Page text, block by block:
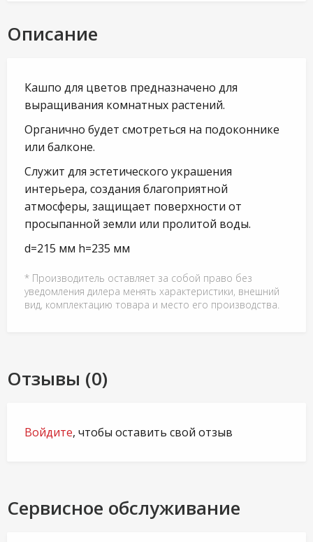
Описание
Кашпо для цветов предназначено для
выращивания комнатных растений.
Органично будет смотреться на подоконнике
или балконе.
Служит для эстетического украшения
интерьера, создания благоприятной
атмосферы, защищает поверхности от
просыпанной земли или пролитой воды.
d=215 мм h=235 мм
* Производитель оставляет за собой право без
уведомления дилера менять характеристики, внешний
вид, комплектацию товара и место его производства.
Отзывы (0)
Войдите, чтобы оставить свой отзыв
Сервисное обслуживание